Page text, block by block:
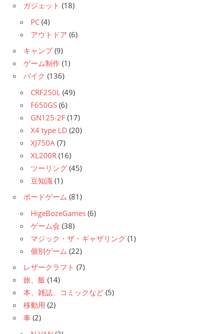
ガジェット (18)
PC (4)
アウトドア (6)
キャンプ(9)
ゲーム制作 (1)
バイク (136)
CRF250L (49)
F650GS (6)
GN125-2F (17)
X4 type LD (20)
XJ750A (7)
XL200R (16)
ツーリング (45)
豆知識 (1)
ボードゲーム (81)
HigeBozeGames (6)
ゲーム会 (38)
マジック・ザ・ギャザリング (1)
個別ゲーム (22)
レザークラフト (7)
旅、飯 (14)
本、雑誌、コミックなど (5)
移動用 (2)
車 (2)